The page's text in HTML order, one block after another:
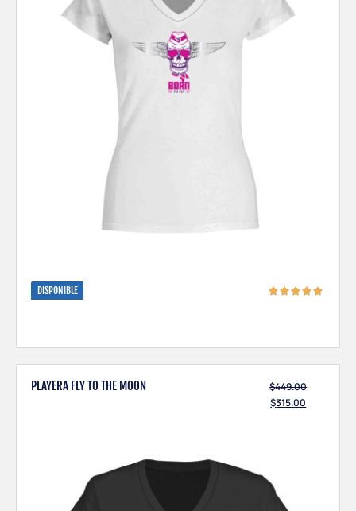
DISPONIBLE
PLAYERA FLY TO THE MOON $449.00
$315.00